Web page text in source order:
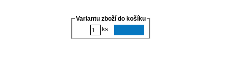
Variantu zboží do košíku
ks